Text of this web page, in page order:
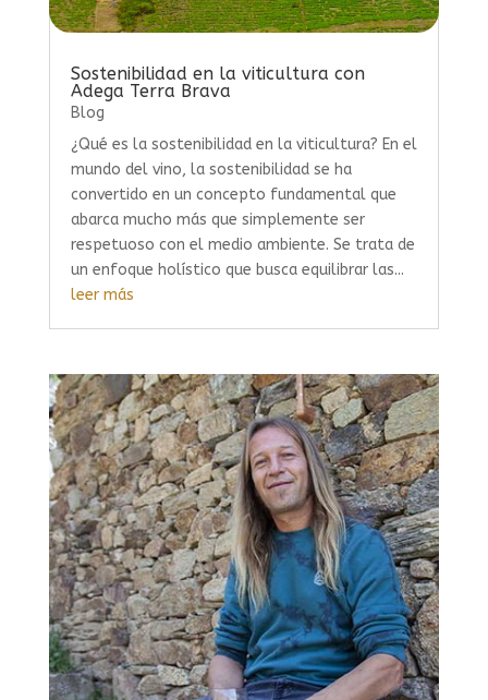
Sostenibilidad en la viticultura con
Adega Terra Brava
Blog
¿Qué es la sostenibilidad en la viticultura? En el
mundo del vino, la sostenibilidad se ha
convertido en un concepto fundamental que
abarca mucho más que simplemente ser
respetuoso con el medio ambiente. Se trata de
un enfoque holístico que busca equilibrar las...
leer más